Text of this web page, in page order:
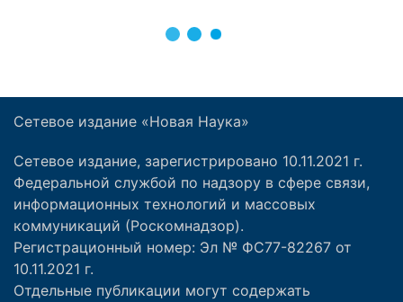
Сетевое издание «Новая Наука»
Сетевое издание, зарегистрировано 10.11.2021 г.
Федеральной службой по надзору в сфере связи,
информационных технологий и массовых
коммуникаций (Роскомнадзор).
Регистрационный номер: Эл № ФС77-82267 от
10.11.2021 г.
Отдельные публикации могут содержать